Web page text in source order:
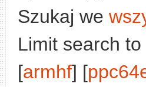
Szukaj we
Limit search
[armhf] [